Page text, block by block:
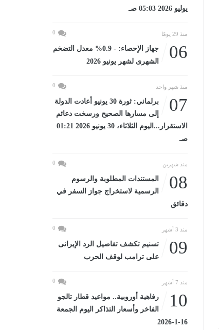
يوليو 2026 05:03 صـ
منذ 29 يومًا 0
06
جهاز الإحصاء: - 0.9% معدل التضخم
الشهرى لشهر يونيو 2026
منذ شهر واحد 0
07
برلماني: ثورة 30 يونيو أعادت الدولة
إلى مسارها الصحيح ورسخت دعائم
الاستقرار...اليوم الثلاثاء، 30 يونيو 2026 01:21
صـ
منذ شهرين 0
08
المستندات المطلوبة والرسوم
الرسمية لاستخراج جواز السفر في
دقائق
منذ 3 أشهر 0
09
تسنيم تكشف تفاصيل الرد الإيرانى
على ترامب لوقف الحرب
منذ 7 أشهر 0
10
رفاهية أوروبية.. مواعيد قطار تالجو
الفاخر وأسعار التذاكر اليوم الجمعة
16-1-2026